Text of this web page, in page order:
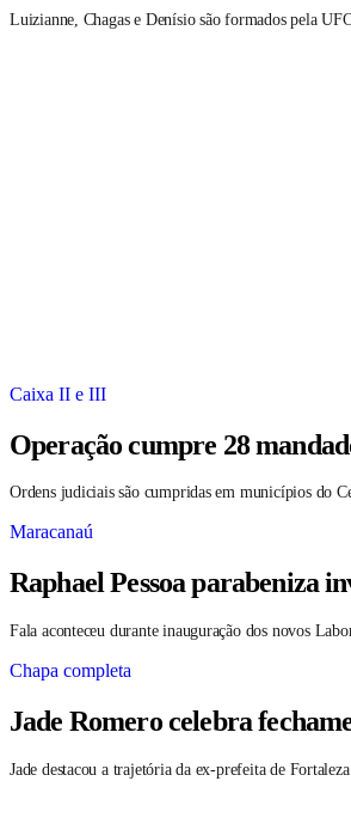
Luizianne, Chagas e Denísio são formados pela
Caixa II e III
Operação cumpre 28
Ordens judiciais são cumpridas em municípios do
Maracanaú
Raphael Pessoa parabeniza
Fala aconteceu durante inauguração dos novos
Chapa completa
Jade Romero celebra
Jade destacou a trajetória da ex-prefeita de